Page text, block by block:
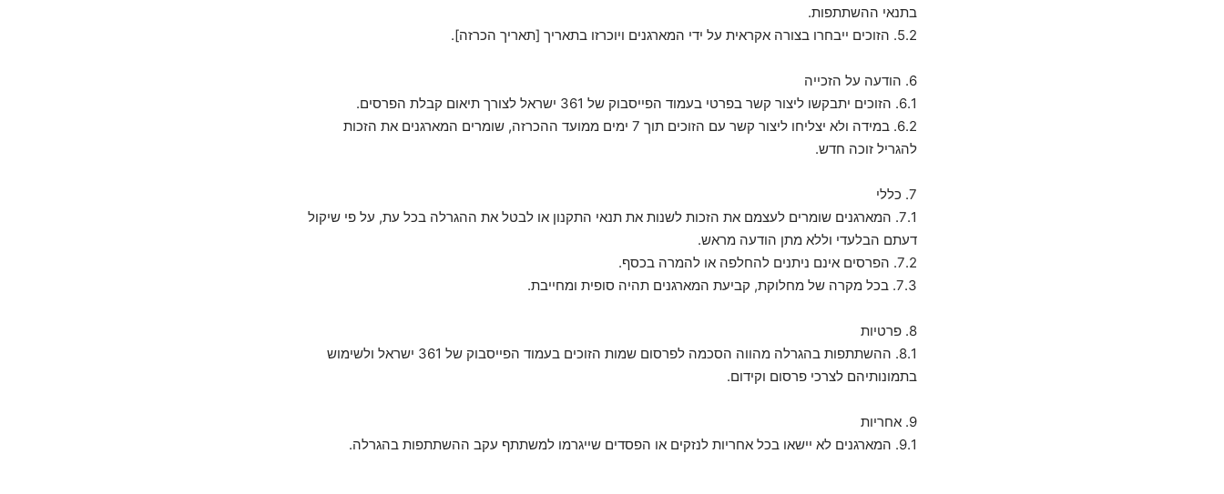
בתנאי ההשתתפות.
5.2. הזוכים ייבחרו בצורה אקראית על ידי המארגנים ויוכרזו בתאריך [תאריך הכרזה].
6. הודעה על הזכייה
6.1. הזוכים יתבקשו ליצור קשר בפרטי בעמוד הפייסבוק של 361 ישראל לצורך תיאום קבלת הפרסים.
6.2. במידה ולא יצליחו ליצור קשר עם הזוכים תוך 7 ימים ממועד ההכרזה, שומרים המארגנים את הזכות
להגריל זוכה חדש.
7. כללי
7.1. המארגנים שומרים לעצמם את הזכות לשנות את תנאי התקנון או לבטל את ההגרלה בכל עת, על פי שיקול
דעתם הבלעדי וללא מתן הודעה מראש.
7.2. הפרסים אינם ניתנים להחלפה או להמרה בכסף.
7.3. בכל מקרה של מחלוקת, קביעת המארגנים תהיה סופית ומחייבת.
8. פרטיות
8.1. ההשתתפות בהגרלה מהווה הסכמה לפרסום שמות הזוכים בעמוד הפייסבוק של 361 ישראל ולשימוש
בתמונותיהם לצרכי פרסום וקידום.
9. אחריות
9.1. המארגנים לא יישאו בכל אחריות לנזקים או הפסדים שייגרמו למשתתף עקב ההשתתפות בהגרלה.